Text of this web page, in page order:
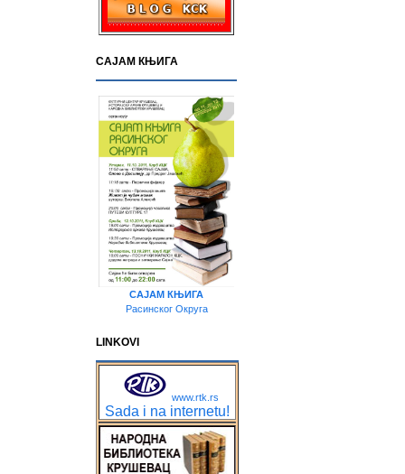
САЈАМ КЊИГА
САЈАМ КЊИГА
Расинског Округа
LINKOVI
www.rtk.rs
Sada i na internetu!